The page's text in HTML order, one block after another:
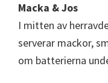
Macka & Jos
I mitten av
serverar mackor,
om batterierna